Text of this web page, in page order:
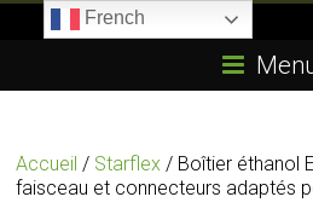
E85.com
passion
du
Accueil / Starflex / Boîtier éthanol
faisceau et connecteurs adaptés
French